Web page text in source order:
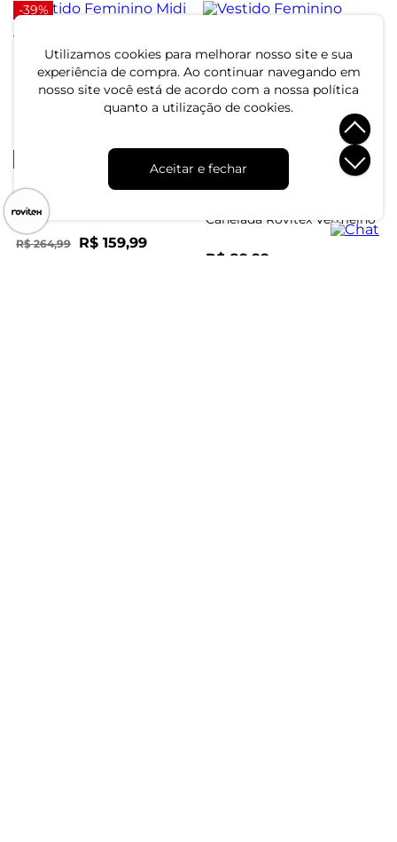
Utilizamos cookies para melhorar nosso site e sua
experiência de compra. Ao continuar navegando em
nosso site você está de acordo com a nossa política
quanto a utilização de cookies.
Aceitar e fechar
-39%
Vestido Feminino Midi
Manga Bufante Endless
Vermelho
R$ 99,99
Vestido Feminino Super
Midi Estampado Endless
Verde
R$ 254,99
ou 8x de R$ 31,87 sem juros
Vestido Longo Endless
Preto
R$ 264,99 R$ 159,99
Canelada Rovitex Vermelho
R$ 89,99